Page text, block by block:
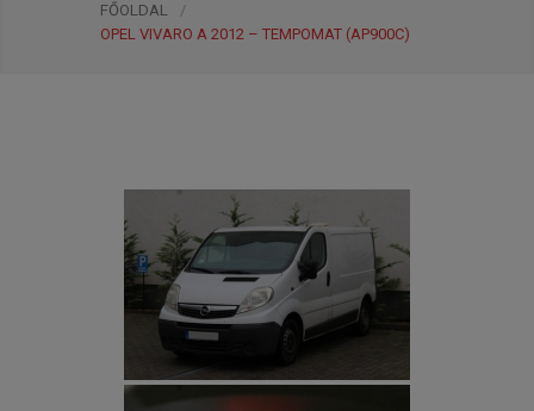
FŐOLDAL
/
OPEL VIVARO A 2012 – TEMPOMAT (AP900C)